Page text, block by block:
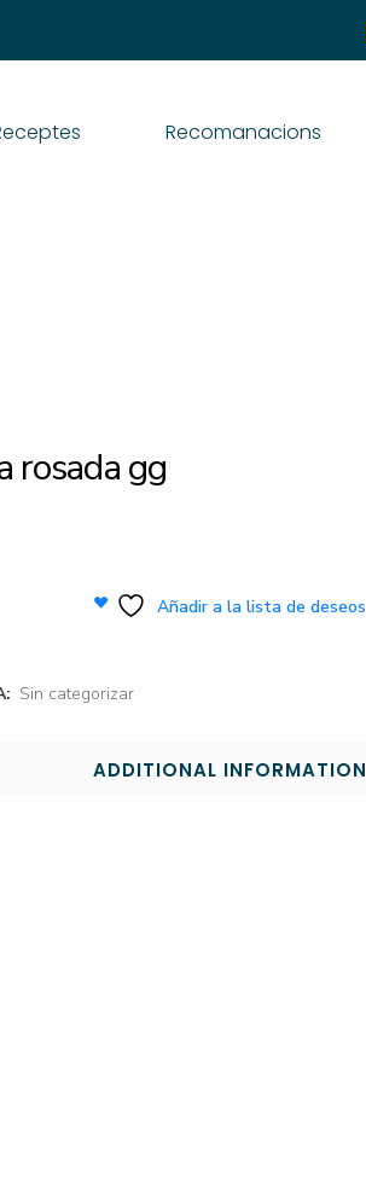
Recomanacions
rosada gg
Añadir a la lista de deseos
Sin categorizar
ADDITIONAL INFORMATION